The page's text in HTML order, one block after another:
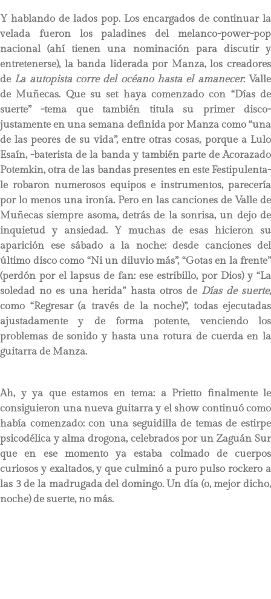
Y hablando de lados pop. Los encargados de continuar la
velada fueron los paladines del melanco-power-pop
nacional (ahí tienen una nominación para discutir y
entretenerse), la banda liderada por Manza, los creadores
de La autopista corre del océano hasta el amanecer: Valle
de Muñecas. Que su set haya comenzado con “Días de
suerte” -tema que también titula su primer disco-
justamente en una semana definida por Manza como “una
de las peores de su vida”, entre otras cosas, porque a Lulo
Esaín, -baterista de la banda y también parte de Acorazado
Potemkin, otra de las bandas presentes en este Festipulenta-
le robaron numerosos equipos e instrumentos, parecería
por lo menos una ironía. Pero en las canciones de Valle de
Muñecas siempre asoma, detrás de la sonrisa, un dejo de
inquietud y ansiedad. Y muchas de esas hicieron su
aparición ese sábado a la noche: desde canciones del
último disco como “Ni un diluvio más”, “Gotas en la frente”
(perdón por el lapsus de fan: ese estribillo, por Dios) y “La
soledad no es una herida” hasta otros de Días de suerte,
como “Regresar (a través de la noche)”, todas ejecutadas
ajustadamente y de forma potente, venciendo los
problemas de sonido y hasta una rotura de cuerda en la
guitarra de Manza.
Ah, y ya que estamos en tema: a Prietto finalmente le
consiguieron una nueva guitarra y el show continuó como
había comenzado: con una seguidilla de temas de estirpe
psicodélica y alma drogona, celebrados por un Zaguán Sur
que en ese momento ya estaba colmado de cuerpos
curiosos y exaltados, y que culminó a puro pulso rockero a
las 3 de la madrugada del domingo. Un día (o, mejor dicho,
noche) de suerte, no más.